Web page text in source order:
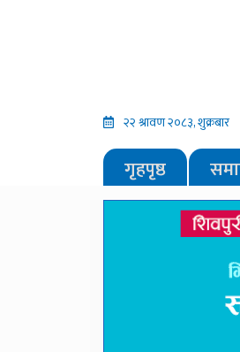
२२ श्रावण २०८३, शुक्रबार
गृहपृष्ठ